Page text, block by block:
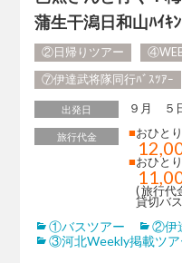
蒲生干潟日和山ﾊｲｷﾝ
②日帰りツアー
⑦伊達武将隊同行ﾊﾞｽﾂｱｰ
出発日 ９月 ５
旅行代金 ■おひと
■おひと
( 旅行代
貸切バ
①バスツアー
②伊
③河北Weekly掲載ツア